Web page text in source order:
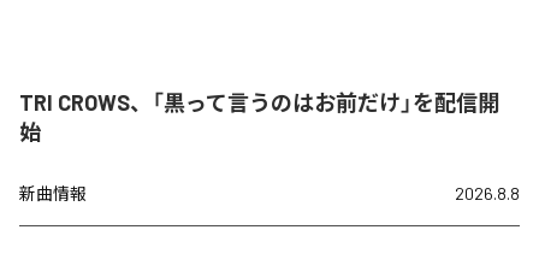
TRI CROWS、「黒って言うのはお前だけ」を配信開
始
新曲情報 2026.8.8